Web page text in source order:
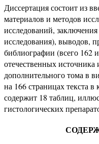
Диссертация состоит из
материалов и методов
исследований,
исследования), выводов,
библиографии (всего 162
отечественных
дополнительного тома в
на 166 страницах текста
содержит 18 таблиц,
гистологических